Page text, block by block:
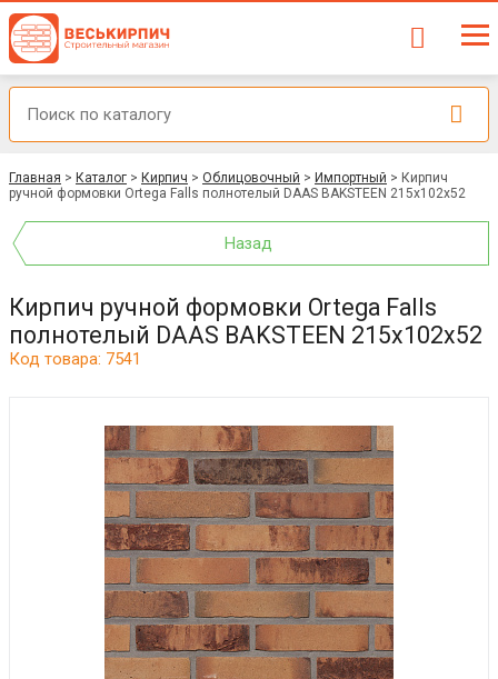
Главная > Каталог > Кирпич > Облицовочный > Импортный > Кирпич
ручной формовки Ortega Falls полнотелый DAAS BAKSTEEN 215x102x52
Назад
Кирпич ручной формовки Ortega Falls
полнотелый DAAS BAKSTEEN 215x102x52
Код товара: 7541